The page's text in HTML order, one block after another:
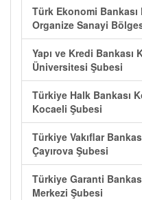
Türk Ekonomi
Organize Sanayi
Yapı ve Kredi
Üniversitesi Şubesi
Türkiye Halk Bankası
Kocaeli Şubesi
Türkiye Vakıflar
Çayırova Şubesi
Türkiye Garanti
Merkezi Şubesi